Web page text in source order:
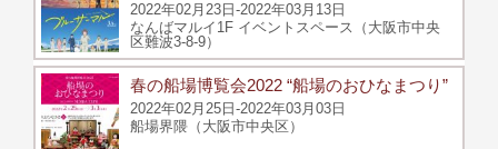
2022年02月23日-2022年03月13日
なんばマルイ1F イベントスペース（大阪市中央
区難波3-8-9）
春の船場博覧会2022 “船場のおひなまつり”
2022年02月25日-2022年03月03日
船場界隈（大阪市中央区）